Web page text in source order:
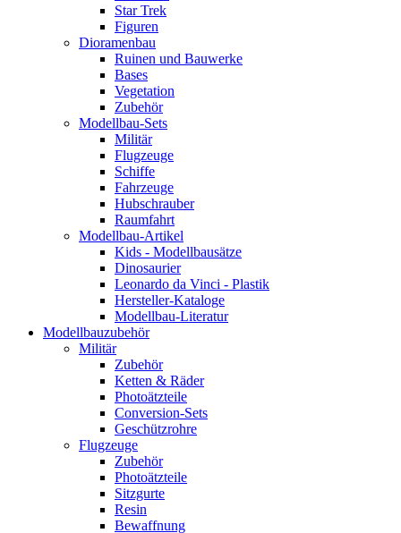
Star Trek
Figuren
Dioramenbau
Ruinen und Bauwerke
Bases
Vegetation
Zubehör
Modellbau-Sets
Militär
Flugzeuge
Schiffe
Fahrzeuge
Hubschrauber
Raumfahrt
Modellbau-Artikel
Kids - Modellbausätze
Dinosaurier
Leonardo da Vinci - Plastik
Hersteller-Kataloge
Modellbau-Literatur
Modellbauzubehör
Militär
Zubehör
Ketten & Räder
Photoätzteile
Conversion-Sets
Geschützrohre
Flugzeuge
Zubehör
Photoätzteile
Sitzgurte
Resin
Bewaffnung